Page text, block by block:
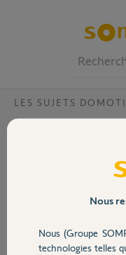
Volet
Sécurité
LES SUJETS
Existe t il un
+sieurs
thermostat
pouvant gérer plusieurs
cumulait l'ensemble de
gestion
Nous
Nous (Groupe
technologies telles